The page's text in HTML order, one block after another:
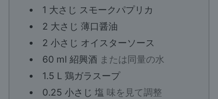
1 大さじ スモークパプリカ
2 大さじ 薄口醤油
2 小さじ オイスターソース
60 ml 紹興酒 または同量の水
1.5 L 鶏ガラスープ
0.25 小さじ 塩 味を見て調整